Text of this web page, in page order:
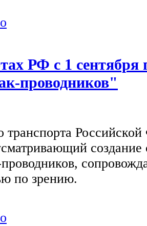
РФ с 1 сентября
проводников"
транспорта
создание
по зрению.